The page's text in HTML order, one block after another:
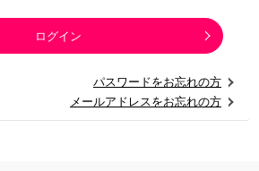
ログイン
パスワードをお忘れの方
メールアドレスをお忘れの方